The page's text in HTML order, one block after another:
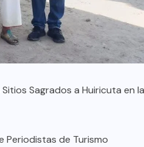
Sagrados a Huiricuta en
Periodistas de Turismo